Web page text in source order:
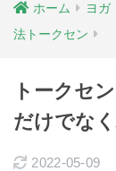
ホーム ヨガ
法トークセン
トークセ
だけでな
2022-05-09